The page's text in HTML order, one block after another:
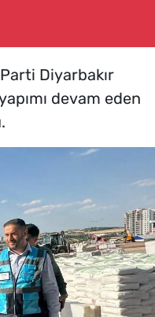
Diyarbakır
devam eden